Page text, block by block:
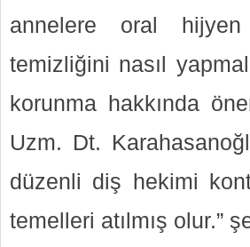
annelere oral
temizliğini nasıl
korunma hakkında
Uzm. Dt.
düzenli diş hekimi
temelleri atılmış olur.”